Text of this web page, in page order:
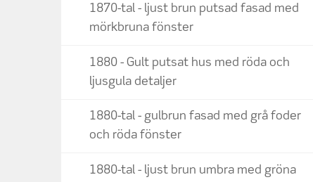
1870-tal - ljust brun putsad fasad med
mörkbruna fönster
1880 - Gult putsat hus med röda och
ljusgula detaljer
1880-tal - gulbrun fasad med grå foder
och röda fönster
1880-tal - ljust brun umbra med gröna